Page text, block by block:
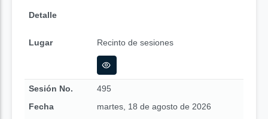
Detalle
Lugar Recinto de sesiones
Sesión No.
495
Fecha
martes, 18 de agosto de 2026